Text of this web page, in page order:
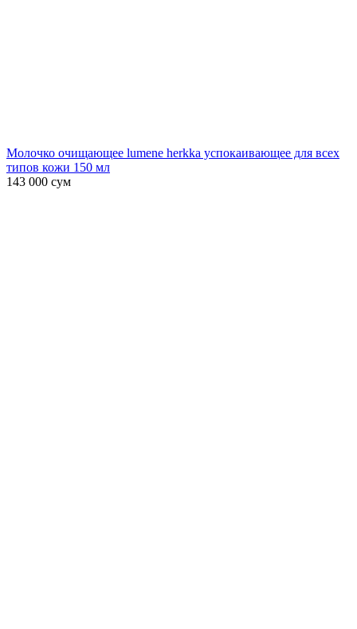
Молочко очищающее lumene herkka успокаивающее для всех
типов кожи 150 мл
143 000 сум